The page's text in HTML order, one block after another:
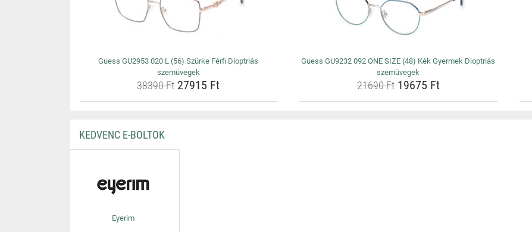
Guess GU2953 020 L (56) Szürke Férfi Dioptriás
szemüvegek
38390 Ft27915 Ft
Guess GU9232 092 ONE SIZE (48) Kék Gyermek Dioptriás
szemüvegek
21690 Ft19675 Ft
KEDVENC E-BOLTOK
Eyerim